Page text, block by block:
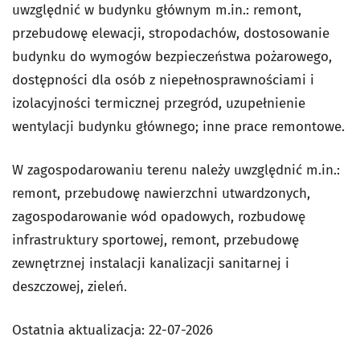
uwzględnić w budynku głównym m.in.: remont,
przebudowę elewacji, stropodachów, dostosowanie
budynku do wymogów bezpieczeństwa pożarowego,
dostępności dla osób z niepełnosprawnościami i
izolacyjności termicznej przegród, uzupełnienie
wentylacji budynku głównego; inne prace remontowe.
W zagospodarowaniu terenu należy uwzględnić m.in.:
remont, przebudowę nawierzchni utwardzonych,
zagospodarowanie wód opadowych, rozbudowę
infrastruktury sportowej, remont, przebudowę
zewnętrznej instalacji kanalizacji sanitarnej i
deszczowej, zieleń.
Ostatnia aktualizacja: 22-07-2026